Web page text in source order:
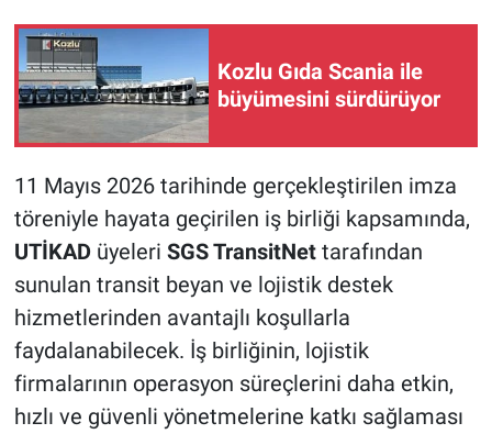
Kozlu Gıda Scania ile
büyümesini sürdürüyor
11 Mayıs 2026 tarihinde gerçekleştirilen imza
töreniyle hayata geçirilen iş birliği kapsamında,
UTİKADüyeleri SGS TransitNettarafından
sunulan transit beyan ve lojistik destek
hizmetlerinden avantajlı koşullarla
faydalanabilecek. İş birliğinin, lojistik
firmalarının operasyon süreçlerini daha etkin,
hızlı ve güvenli yönetmelerine katkı sağlaması